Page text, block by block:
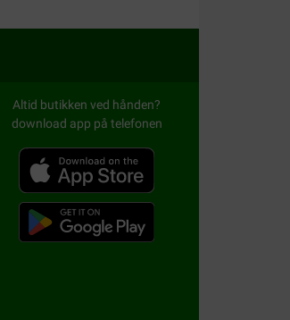
Altid butikken ved hånden?
download app på telefonen